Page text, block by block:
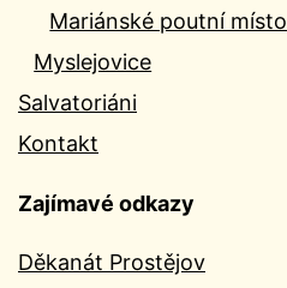
Mariánské poutní místo
Myslejovice
Salvatoriáni
Kontakt
Zajímavé odkazy
Děkanát Prostějov